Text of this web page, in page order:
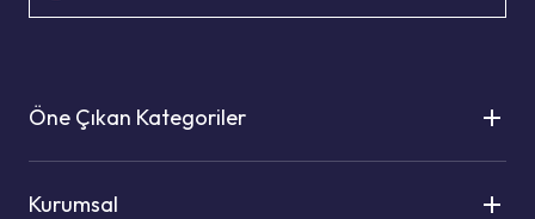
Öne Çıkan Kategoriler
Kurumsal